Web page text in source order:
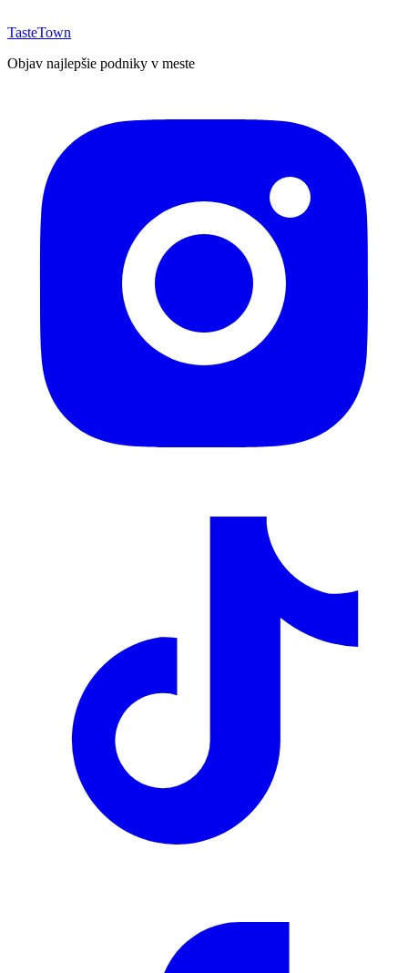
TasteTown
Objav najlepšie podniky v meste